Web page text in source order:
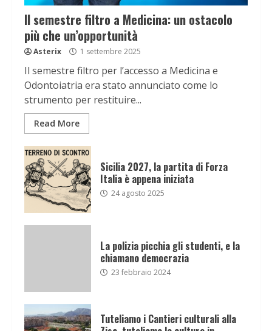
Il semestre filtro a Medicina: un ostacolo
più che un’opportunità
Asterix 1 settembre 2025
Il semestre filtro per l’accesso a Medicina e
Odontoiatria era stato annunciato come lo
strumento per restituire...
Read More
Sicilia 2027, la partita di Forza
Italia è appena iniziata
24 agosto 2025
La polizia picchia gli studenti, e la
chiamano democrazia
23 febbraio 2024
Tuteliamo i Cantieri culturali alla